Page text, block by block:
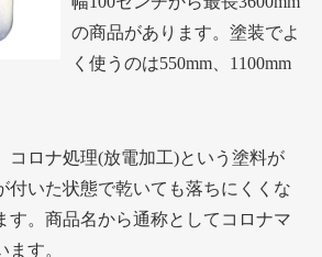
の商品があります。塗装でよ
く使うのは550mm、1100mm
コロナ処理(放電加工)という塗料が
付いた状態で乾いても落ちにくくな
す。商品名から通称としてコロナマ
す。